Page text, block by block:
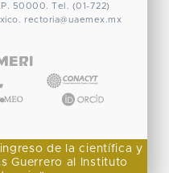
50000. Tel. (01-722)
rectoria@uaemex.mx
de la científica y
Guerrero al Instituto